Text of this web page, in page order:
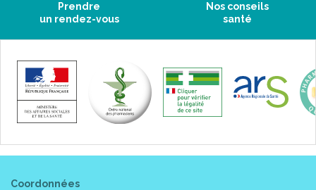
Prendre
un rendez-vous
Nos conseils
santé
Coordonnées